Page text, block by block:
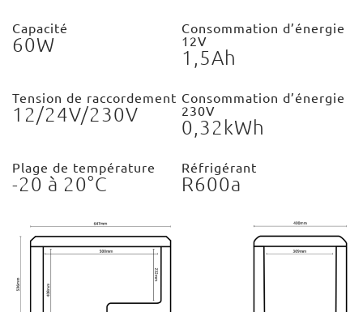
Capacité
60W
Consommation d’énergie
12V
1,5Ah
Tension de raccordement
12/24V/230V
Consommation d’énergie
230V
0,32kWh
Plage de température
-20 à 20°C
Réfrigérant
R600a